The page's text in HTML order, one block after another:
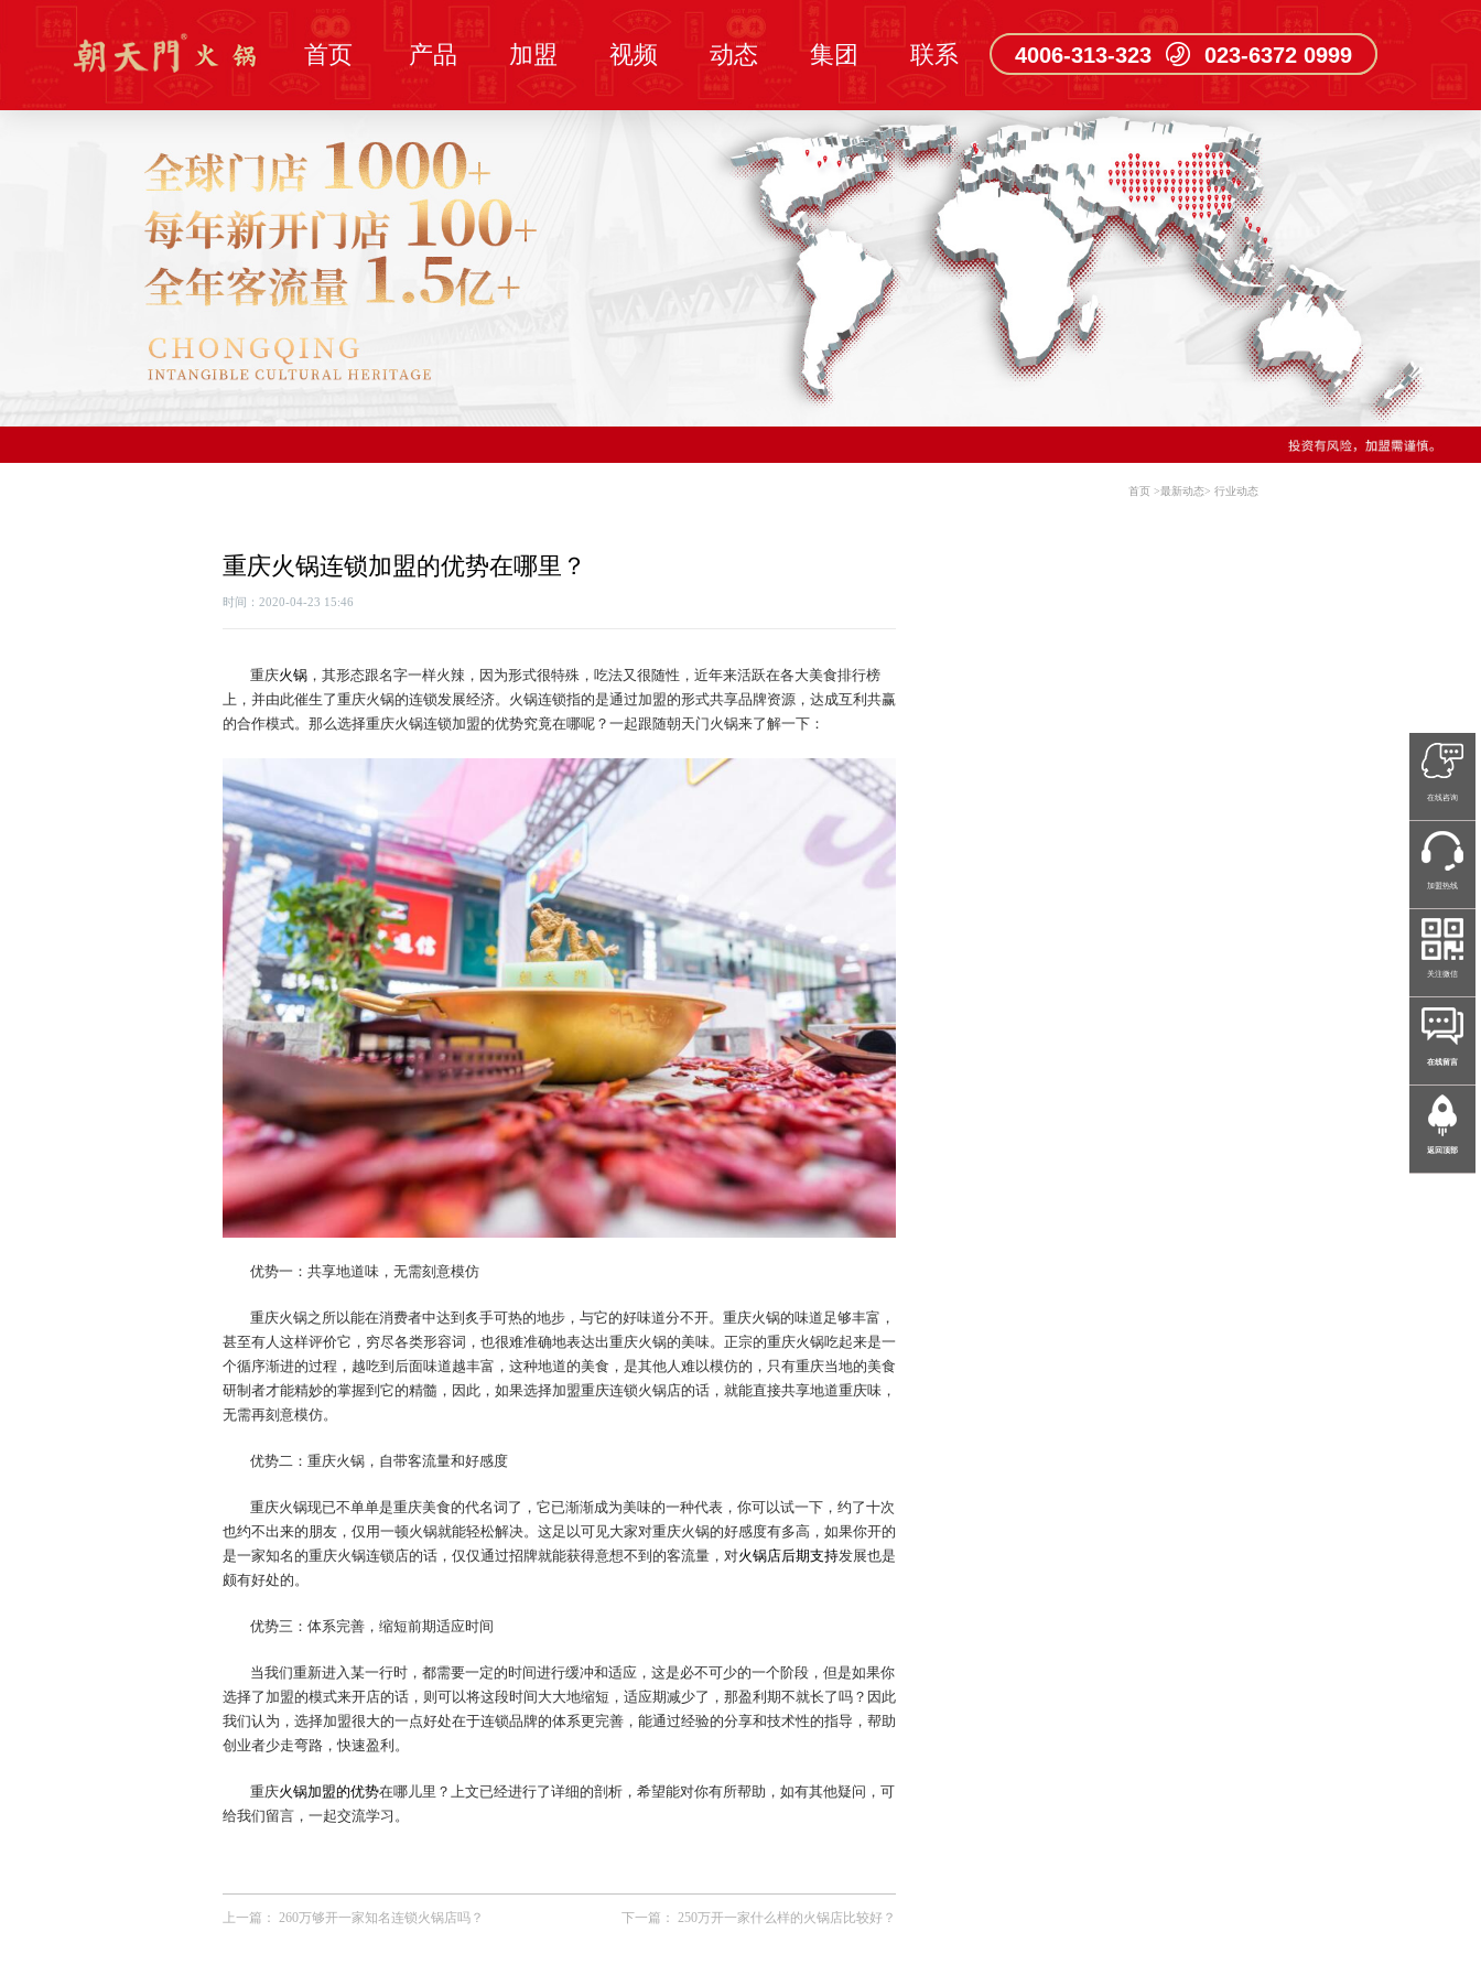
首页 产品 加盟 视频 动态 集团 联系 4006-313-323 023-6372 0999
首页>最新动态>行业动态
重庆火锅连锁加盟的优势在哪里？
时间：2020-04-23 15:46
重庆火锅，其形态跟名字一样火辣，因为形式很特殊，吃法又很随性，近年来活跃在各大美食排行榜
上，并由此催生了重庆火锅的连锁发展经济。火锅连锁指的是通过加盟的形式共享品牌资源，达成互利共赢
的合作模式。那么选择重庆火锅连锁加盟的优势究竟在哪呢？一起跟随朝天门火锅来了解一下：
优势一：共享地道味，无需刻意模仿
重庆火锅之所以能在消费者中达到炙手可热的地步，与它的好味道分不开。重庆火锅的味道足够丰富，
甚至有人这样评价它，穷尽各类形容词，也很难准确地表达出重庆火锅的美味。正宗的重庆火锅吃起来是一
个循序渐进的过程，越吃到后面味道越丰富，这种地道的美食，是其他人难以模仿的，只有重庆当地的美食
研制者才能精妙的掌握到它的精髓，因此，如果选择加盟重庆连锁火锅店的话，就能直接共享地道重庆味，
无需再刻意模仿。
优势二：重庆火锅，自带客流量和好感度
重庆火锅现已不单单是重庆美食的代名词了，它已渐渐成为美味的一种代表，你可以试一下，约了十次
也约不出来的朋友，仅用一顿火锅就能轻松解决。这足以可见大家对重庆火锅的好感度有多高，如果你开的
是一家知名的重庆火锅连锁店的话，仅仅通过招牌就能获得意想不到的客流量，对火锅店后期支持发展也是
颇有好处的。
优势三：体系完善，缩短前期适应时间
当我们重新进入某一行时，都需要一定的时间进行缓冲和适应，这是必不可少的一个阶段，但是如果你
选择了加盟的模式来开店的话，则可以将这段时间大大地缩短，适应期减少了，那盈利期不就长了吗？因此
我们认为，选择加盟很大的一点好处在于连锁品牌的体系更完善，能通过经验的分享和技术性的指导，帮助
创业者少走弯路，快速盈利。
重庆火锅加盟的优势在哪儿里？上文已经进行了详细的剖析，希望能对你有所帮助，如有其他疑问，可
给我们留言，一起交流学习。
上一篇： 260万够开一家知名连锁火锅店吗？ 下一篇： 250万开一家什么样的火锅店比较好？
在线咨询
加盟热线
关注微信
在线留言
返回顶部